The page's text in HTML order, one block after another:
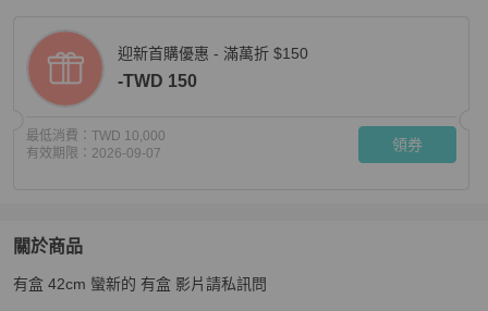
迎新首購優惠 - 滿萬折 $150
-TWD 150
最低消費： TWD 10,000
有效期限： 2026-09-07 領券
關於商品
關於 dior 迪奧 Vintage cd logo 銀色 項鍊 項鏈 鍊子 鎖骨鍊
有盒 42cm 蠻新的 有盒 影片請私訊問